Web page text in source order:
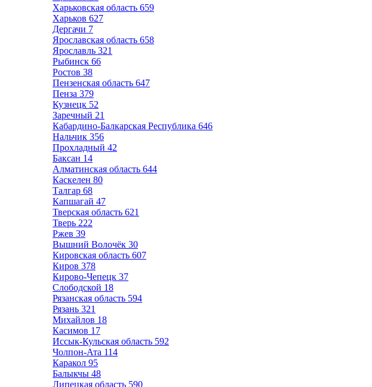
Харьковская область 659
Харьков 627
Дергачи 7
Ярославская область 658
Ярославль 321
Рыбинск 66
Ростов 38
Пензенская область 647
Пенза 379
Кузнецк 52
Заречный 21
Кабардино-Балкарская Республика 646
Нальчик 356
Прохладный 42
Баксан 14
Алматинская область 644
Каскелен 80
Талгар 68
Капшагай 47
Тверская область 621
Тверь 222
Ржев 39
Вышний Волочёк 30
Кировская область 607
Киров 378
Кирово-Чепецк 37
Слободской 18
Рязанская область 594
Рязань 321
Михайлов 18
Касимов 17
Иссык-Кульская область 592
Чолпон-Ата 114
Каракол 95
Балыкчы 48
Липецкая область 590